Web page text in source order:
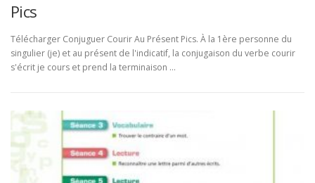
Pics
Télécharger Conjuguer Courir Au Présent Pics. À la 1ère personne du
singulier (je) et au présent de l'indicatif, la conjugaison du verbe courir
s'écrit je cours et prend la terminaison …